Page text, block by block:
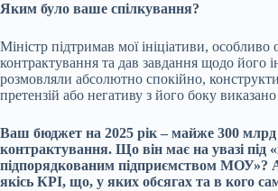
Яким було ваше спілкування?
Міністр підтримав мої ініціативи, особливо
контрактування та дав завдання щодо його
розмовляли абсолютно спокійно,
претензій або негативу з його боку
Ваш бюджет на 2025 рік – майже 300 млрд
контрактування. Що він має на увазі під
підпорядкованим підприємством МОУ»?
якісь КРІ, що, у яких обсягах та в кого